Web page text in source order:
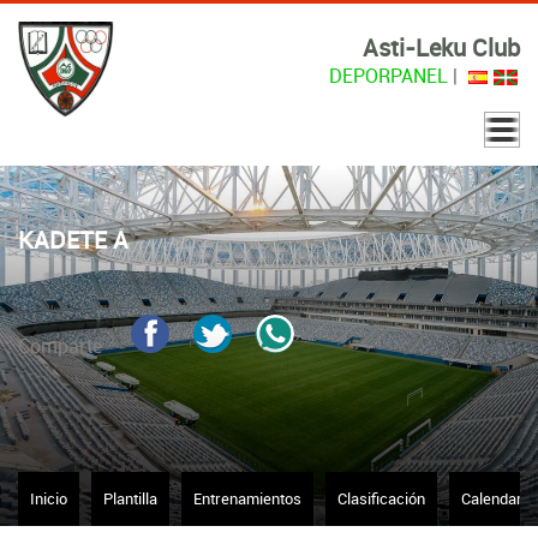
Asti-Leku Club
DEPORPANEL |
KADETE A
Comparte
Inicio Plantilla Entrenamientos Clasificación Calendario